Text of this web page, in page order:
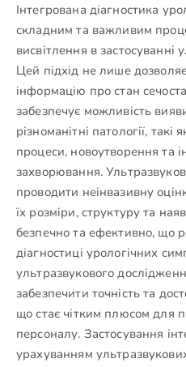
Інтегрована діагностика
складним та важливим
висвітлення в застосуванні
Цей підхід не лише
інформацію про стан
забезпечує можливість
різноманітні патології,
процеси, новоутворення та
захворювання.
проводити неінвазивну
їх розміри, структуру та
безпечно та ефективно, що
діагностиці урологічних
ультразвукового
забезпечити точність та
що стає чітким плюсом для
персоналу. Застосування
урахуванням